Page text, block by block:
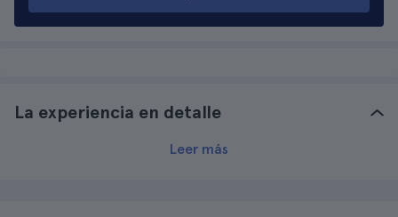
La experiencia en detalle
Leer más